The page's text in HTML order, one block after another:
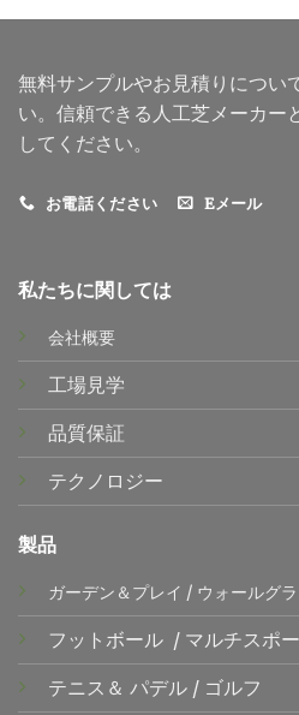
無料サンプルやお見積りについ
い。信頼できる人工芝メーカー
してください。
お電話ください Eメール
私たちに関しては
会社概要
工場見学
品質保証
テクノロジー
製品
ガーデン＆プレイ / ウォールグ
フットボール / マルチスポ
テニス＆ パデル / ゴルフ